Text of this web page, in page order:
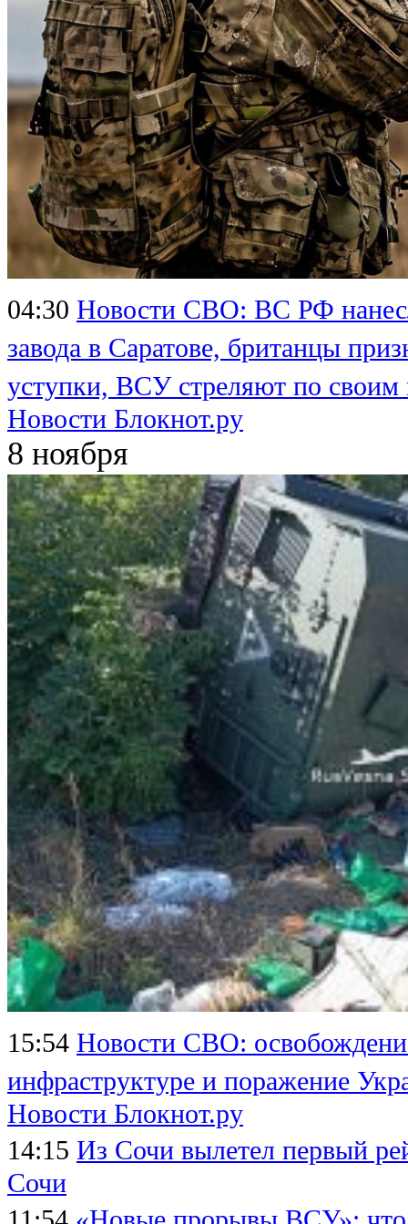
04:30 Новости СВО: ВС РФ
завода в Саратове, британцы
уступки, ВСУ стреляют по
Новости Блокнот.ру
8 ноября
15:54 Новости СВО:
инфраструктуре и поражение
Новости Блокнот.ру
14:15 Из Сочи вылетел первый
Сочи